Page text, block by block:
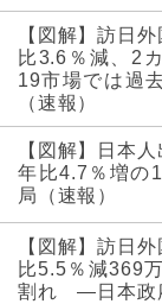
【図解】訪日
比3.6％減、2
19市場では過
（速報）
【図解】日本
年比4.7％増
局（速報）
【図解】訪日
比5.5％減369
割れ ―日本政